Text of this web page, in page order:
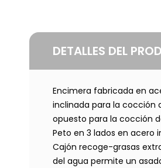
DETALLES DEL
Encimera fabricada en
inclinada para la cocción
opuesto para la cocción
Peto en 3 lados en acero
Cajón recoge-grasas
del agua permite un